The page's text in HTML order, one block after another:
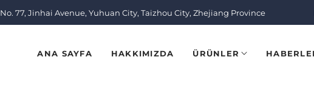
No. 77, Jinhai Avenue, Yuhuan City, Taizhou City, Zhejiang Province
ANA SAYFA HAKKIMIZDA ÜRÜNLER